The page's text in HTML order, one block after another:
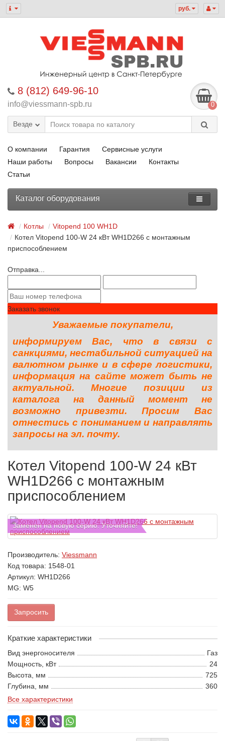
руб.
8 (812) 649-96-10
info@viessmann-spb.ru 0
Везде
О компании Гарантия
Сервисные услуги
Наши работы
Вопросы Вакансии
Контакты
Статьи
Каталог оборудования
Котлы
Vitopend 100 WH1D
Котел Vitopend 100-W 24 кВт WH1D266 c монтажным
приспособлением
Отправка...
Заказать звонок
Уважаемые покупатели,
информируем Вас, что в связи с
санкциями, нестабильной ситуацией на
валютном рынке и в сфере логистики,
информация на сайте может быть не
актуальной. Многие позиции из
каталога на данный момент не
возможно привезти. Просим Вас
отнестись с пониманием и направлять
запросы на эл. почту.
Котел Vitopend 100-W 24 кВт
WH1D266 c монтажным
приспособлением
Заменен на новую серию. Уточняйте!
Производитель: Viessmann
Код товара: 1548-01
Артикул: WH1D266
MG: W5
Запросить
Краткие характеристики
Вид энергоносителя
Газ
Мощность, кВт
24
Высота, мм
725
Глубина, мм
360
Все характеристики